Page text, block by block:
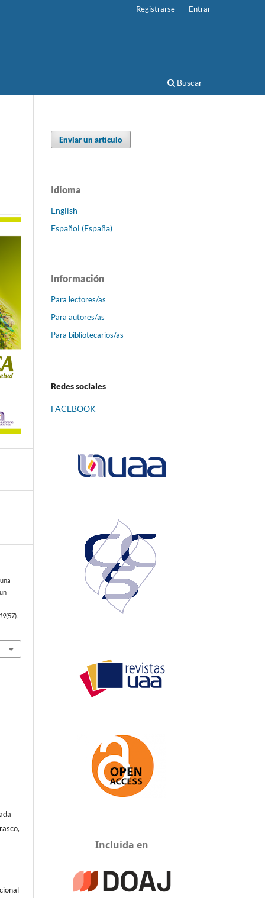
Buscar
Registrarse Entrar
19(57).
Enviar un artículo
Idioma
English
Español (España)
Información
Para lectores/as
Para autores/as
Para bibliotecarios/as
Redes sociales
FACEBOOK
Incluida en